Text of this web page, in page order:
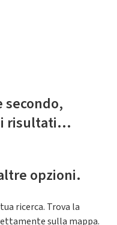
risultati...
opzioni.
ricerca. Trova la
sulla mappa.